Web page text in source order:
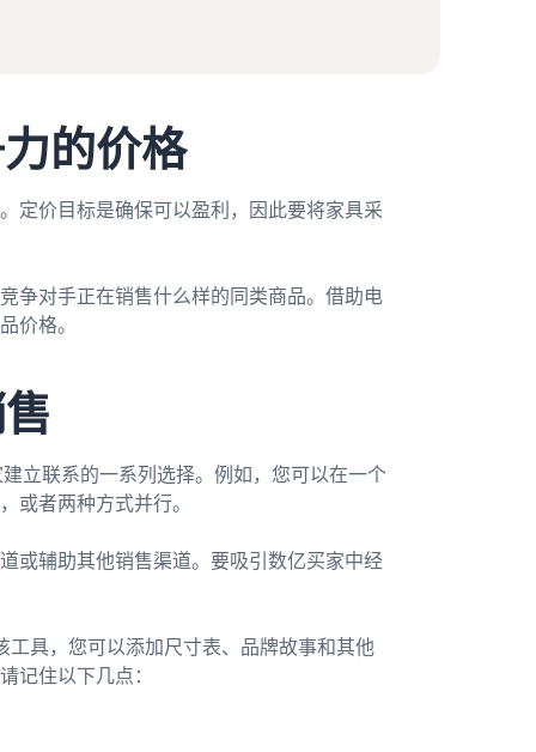
的价格
定价目标是确保可以盈利，因此要将家具采
争对手正在销售什么样的同类商品。借助电
价格。
立联系的一系列选择。例如，您可以在一个
或者两种方式并行。
或辅助其他销售渠道。要吸引数亿买家中经
工具，您可以添加尺寸表、品牌故事和其他
记住以下几点：